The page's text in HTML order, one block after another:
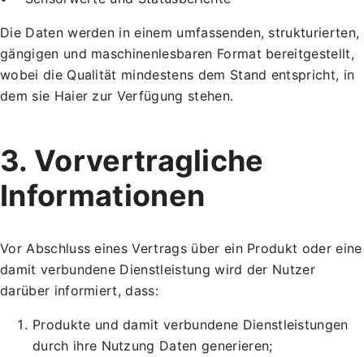
Die Daten werden in einem umfassenden, strukturierten,
gängigen und maschinenlesbaren Format bereitgestellt,
wobei die Qualität mindestens dem Stand entspricht, in
dem sie Haier zur Verfügung stehen.
3. Vorvertragliche
Informationen
Vor Abschluss eines Vertrags über ein Produkt oder eine
damit verbundene Dienstleistung wird der Nutzer
darüber informiert, dass:
Produkte und damit verbundene Dienstleistungen
durch ihre Nutzung Daten generieren;